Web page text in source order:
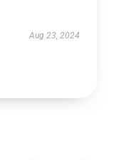
Aug 23, 2024